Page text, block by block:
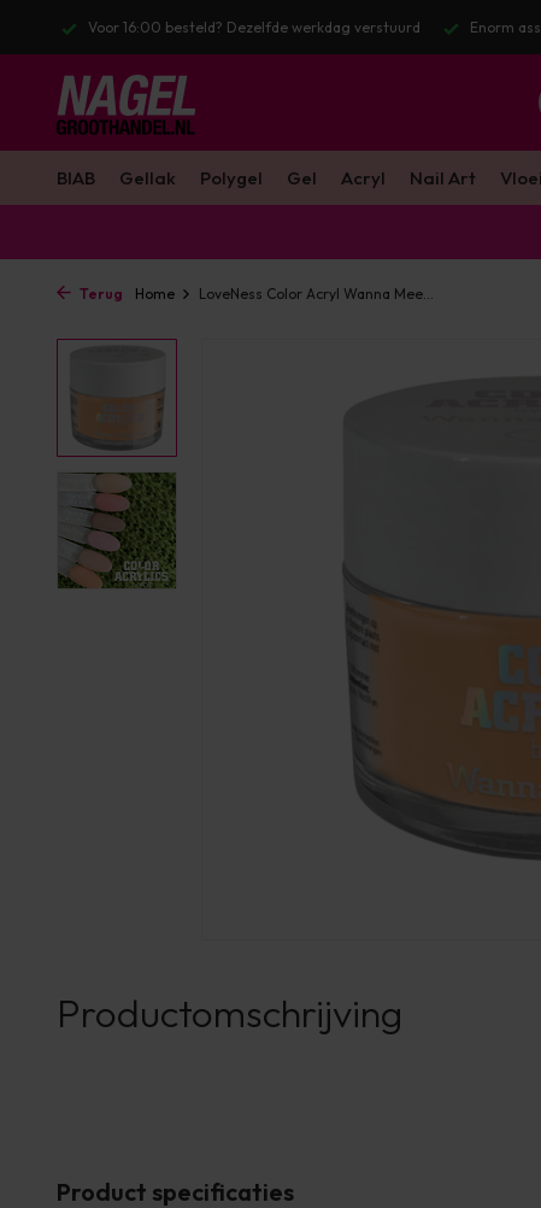
verstuurd Enorm assortiment & alle bekende merken Gratis
BIAB Gellak Polygel Gel Acryl Nail Art
Terug Home LoveNess Color Acryl Wanna Mee...
Productomschrijving
Product specificaties